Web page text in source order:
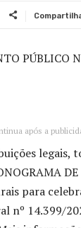
PÚBLICO
após a
legais,
para
nº 14.399/